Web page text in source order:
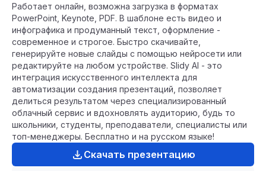
Работает онлайн, возможна загрузка в форматах
PowerPoint, Keynote, PDF. В шаблоне есть видео и
инфографика и продуманный текст, оформление -
современное и строгое. Быстро скачивайте,
генерируйте новые слайды с помощью нейросети или
редактируйте на любом устройстве. Slidy AI - это
интеграция искусственного интеллекта для
автоматизации создания презентаций, позволяет
делиться результатом через специализированный
облачный сервис и вдохновлять аудиторию, будь то
школьники, студенты, преподаватели, специалисты или
топ-менеджеры. Бесплатно и на русском языке!
Скачать презентацию